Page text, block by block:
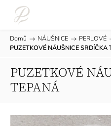
Domů / NÁUŠNICE / PERLOVÉ /
PUZETKOVÉ NÁUŠNICE SRDÍČKA
PUZETKOVÉ
TEPANÁ